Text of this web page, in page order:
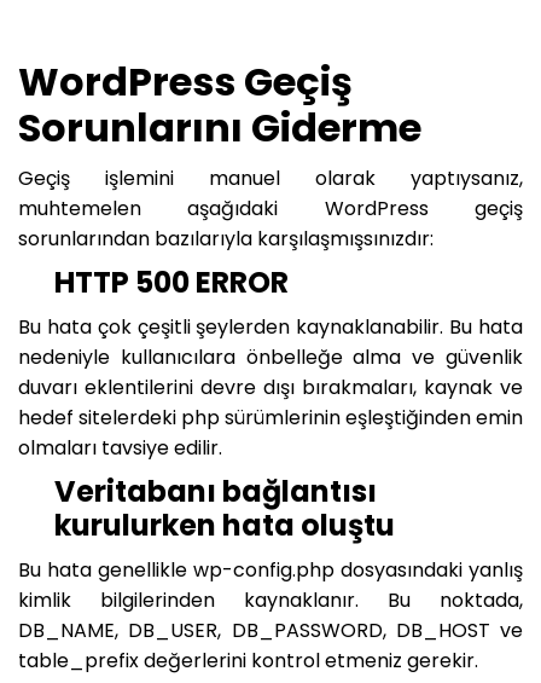
WordPress Geçiş
Sorunlarını Giderme
Geçiş işlemini manuel olarak yaptıysanız,
muhtemelen aşağıdaki WordPress geçiş
sorunlarından bazılarıyla karşılaşmışsınızdır:
HTTP 500 ERROR
Bu hata çok çeşitli şeylerden kaynaklanabilir. Bu hata
nedeniyle kullanıcılara önbelleğe alma ve güvenlik
duvarı eklentilerini devre dışı bırakmaları, kaynak ve
hedef sitelerdeki php sürümlerinin eşleştiğinden emin
olmaları tavsiye edilir.
Veritabanı bağlantısı
kurulurken hata oluştu
Bu hata genellikle wp-config.php dosyasındaki yanlış
kimlik bilgilerinden kaynaklanır. Bu noktada,
DB_NAME, DB_USER, DB_PASSWORD, DB_HOST ve
table_prefix değerlerini kontrol etmeniz gerekir.